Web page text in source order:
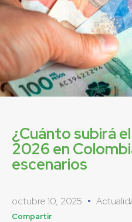
¿Cuánto subirá
2026 en
escenarios
octubre 10, 2025
Compartir